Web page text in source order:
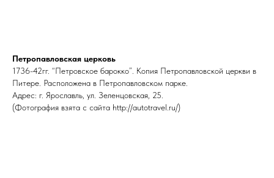
Петропавловская церковь
1736-42гг. “Петровское барокко”. Копия Петропавловской церкви в
Питере. Расположена в Петропавловском парке.
Адрес: г. Ярославль, ул. Зеленцовская, 25.
(Фотография взята с сайта http://autotravel.ru/)